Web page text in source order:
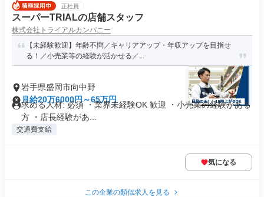
正社員
スーパーTRIALの店舗スタッフ
株式会社トライアルカンパニー
【未経験歓迎】年齢不問／キャリアアップ・年収アップを目指せ
る！／小売業等の経験が活かせる／...
岩手県盛岡市向中野
月給20万6000円～65万円
求める人材: 必須 ・業界未経験OK 歓迎 ・小売業の経験がある
方 ・店長経験があ...
交通費支給
気になる
この企業の類似求人を見る